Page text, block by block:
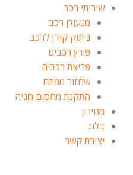
שירותי רכב
מנעולן רכב
ניתוק קודן לרכב
פורץ רכבים
פריצת רכבים
שחזור מפתח
התקנת מחסום חניה
מחירון
בלוג
יצירת קשר